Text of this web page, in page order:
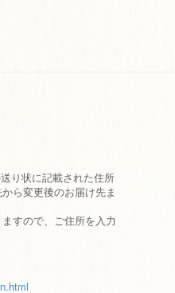
り状に記載された住所
ら変更後のお届け先ま
すので、ご住所を入力